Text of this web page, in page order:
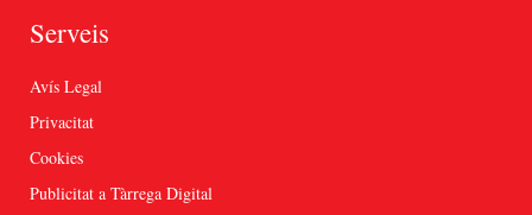
Serveis
Avís Legal
Privacitat
Cookies
Publicitat a Tàrrega Digital